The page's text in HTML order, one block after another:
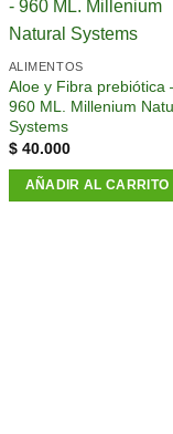
ALIMENTOS
Aloe y Fibra prebiótica
960 ML. Millenium
Systems
$40.000
AÑADIR AL CARRITO